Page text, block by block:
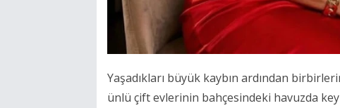
Yaşadıkları büyük kaybın ardından
ünlü çift evlerinin bahçesindeki havuzda